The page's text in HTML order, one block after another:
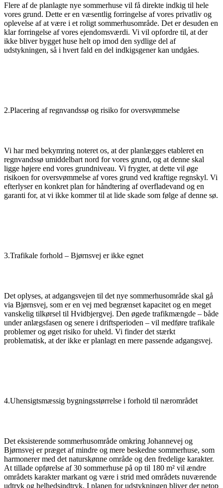
Flere af de planlagte nye sommerhuse vil få direkte indkig til hele
vores grund. Dette er en væsentlig forringelse af vores privatliv og
oplevelse af at være i et roligt sommerhusområde. Det er desuden en
klar forringelse af vores ejendomsværdi. Vi vil opfordre til, at der
ikke bliver bygget huse helt op imod den sydlige del af
udstykningen, så i hvert fald en del indkigsgener kan undgåes.
2.Placering af regnvandssø og risiko for oversvømmelse
Vi har med bekymring noteret os, at der planlægges etableret en
regnvandssø umiddelbart nord for vores grund, og at denne skal
ligge højere end vores grundniveau. Vi frygter, at dette vil øge
risikoen for oversvømmelse af vores grund ved kraftige regnskyl. Vi
efterlyser en konkret plan for håndtering af overfladevand og en
garanti for, at vi ikke kommer til at lide skade som følge af denne sø.
3.Trafikale forhold – Bjørnsvej er ikke egnet
Det oplyses, at adgangsvejen til det nye sommerhusområde skal gå
via Bjørnsvej, som er en vej med begrænset kapacitet og en meget
vanskelig tilkørsel til Hvidbjergvej. Den øgede trafikmængde – både
under anlægsfasen og senere i driftsperioden – vil medføre trafikale
problemer og øget risiko for uheld. Vi finder det stærkt
problematisk, at der ikke er planlagt en mere passende adgangsvej.
4.Uhensigtsmæssig bygningsstørrelse i forhold til nærområdet
Det eksisterende sommerhusområde omkring Johannevej og
Bjørnsvej er præget af mindre og mere beskedne sommerhuse, som
harmonerer med det naturskønne område og den fredelige karakter.
At tillade opførelse af 30 sommerhuse på op til 180 m² vil ændre
områdets karakter markant og være i strid med områdets nuværende
udtryk og helhedsindtryk. I planen for udstykningen bliver der netop